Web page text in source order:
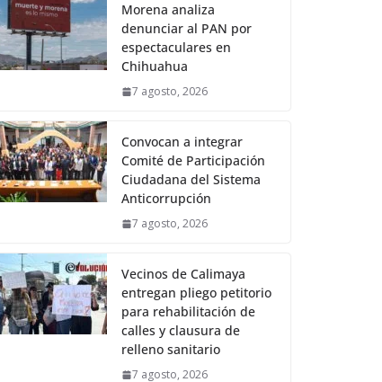
Morena analiza
denunciar al PAN por
espectaculares en
Chihuahua
7 agosto, 2026
Convocan a integrar
Comité de Participación
Ciudadana del Sistema
Anticorrupción
7 agosto, 2026
Vecinos de Calimaya
entregan pliego petitorio
para rehabilitación de
calles y clausura de
relleno sanitario
7 agosto, 2026